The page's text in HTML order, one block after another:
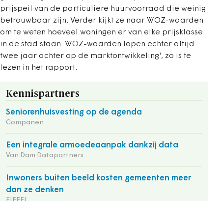
prijspeil van de particuliere huurvoorraad die weinig
betrouwbaar zijn. Verder kijkt ze naar WOZ-waarden
om te weten hoeveel woningen er van elke prijsklasse
in de stad staan. WOZ-waarden lopen echter altijd
twee jaar achter op de marktontwikkeling', zo is te
lezen in het rapport.
Kennispartners
Seniorenhuisvesting op de agenda
Companen
Een integrale armoedeaanpak dankzij data
Van Dam Datapartners
Inwoners buiten beeld kosten gemeenten meer
dan ze denken